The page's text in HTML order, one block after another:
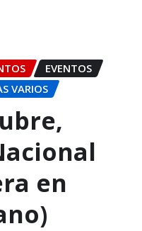
EVENTOS
VARIOS
en